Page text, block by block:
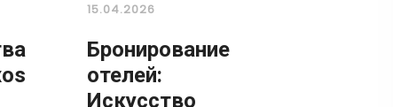
15.04.2026
Бронирование
отелей:
Искусство